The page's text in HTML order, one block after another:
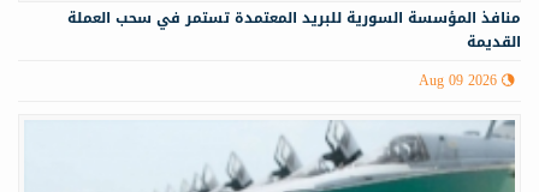
منافذ المؤسسة السورية للبريد المعتمدة تستمر في سحب العملة
القديمة
Aug 09 2026